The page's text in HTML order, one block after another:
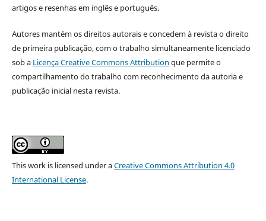
artigos e resenhas em inglês e português.
Autores mantém os direitos autorais e concedem à revista o direito
de primeira publicação, com o trabalho simultaneamente licenciado
sob a Licença Creative Commons Attribution que permite o
compartilhamento do trabalho com reconhecimento da autoria e
publicação inicial nesta revista.
This work is licensed under aCreative Commons Attribution 4.0
International License.